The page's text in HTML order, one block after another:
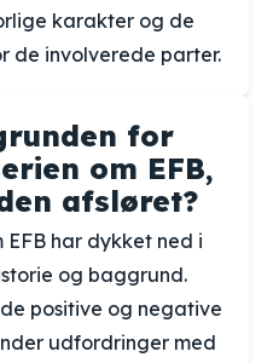
karakter og de
de involverede parter.
for
om EFB,
afsløret?
EFB har dykket ned i
og baggrund.
positive og negative
udfordringer med